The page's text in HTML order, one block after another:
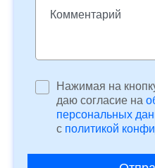
Нажимая на
даю согласие на
персональных
c политикой